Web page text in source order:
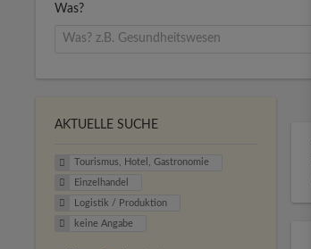
Was?
AKTUELLE SUCHE
Tourismus, Hotel, Gastronomie
Einzelhandel
Logistik / Produktion
keine Angabe